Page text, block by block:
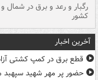
رگبار و رعد و برق در شمال
کشور
آخرین اخبار
قطع برق در کمپ کشتی
حضور پر مهر شهید سپهبد